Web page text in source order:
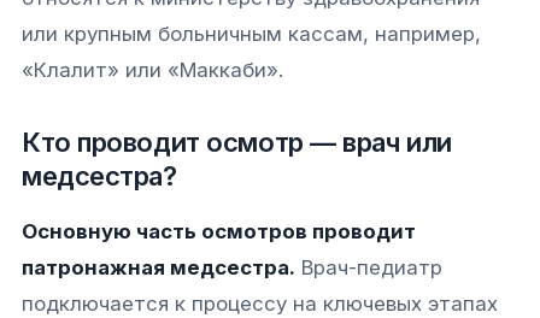
или крупным больничным кассам, например,
«Клалит» или «Маккаби».
Кто проводит осмотр — врач или
медсестра?
Основную часть осмотров проводит
патронажная медсестра. Врач-педиатр
подключается к процессу на ключевых этапах